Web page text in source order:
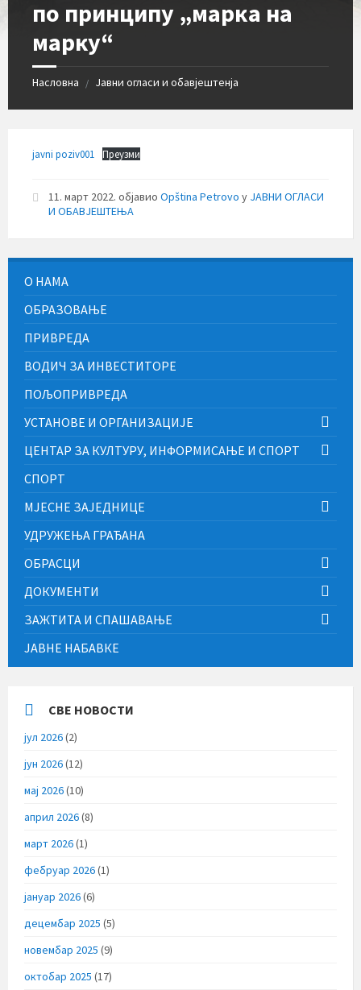
по принципу „марка на
марку“
Насловна / Јавни огласи и обавјештенја
javni poziv001 Преузми
11. март 2022. објавио Opština Petrovo у ЈАВНИ ОГЛАСИ
И ОБАВЈЕШТЕЊА
О НАМА
ОБРАЗОВАЊЕ
ПРИВРЕДА
ВОДИЧ ЗА ИНВЕСТИТОРЕ
ПОЉОПРИВРЕДА
УСТАНОВЕ И ОРГАНИЗАЦИЈЕ
ЦЕНТАР ЗА КУЛТУРУ, ИНФОРМИСАЊЕ И СПОРТ
СПОРТ
МЈЕСНЕ ЗАЈЕДНИЦЕ
УДРУЖЕЊА ГРАЂАНА
ОБРАСЦИ
ДОКУМЕНТИ
ЗАЖТИТА И СПАШАВАЊЕ
ЈАВНЕ НАБАВКЕ
СВЕ НОВОСТИ
јул 2026(2)
јун 2026(12)
мај 2026(10)
април 2026(8)
март 2026(1)
фебруар 2026(1)
јануар 2026(6)
децембар 2025 (5)
новембар 2025 (9)
октобар 2025 (17)